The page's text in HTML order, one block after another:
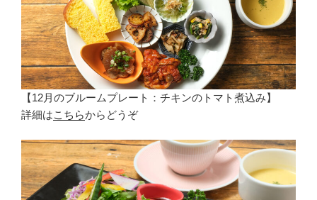
【12月のブルームプレート：チキンのトマト煮込み】
詳細はこちらからどうぞ